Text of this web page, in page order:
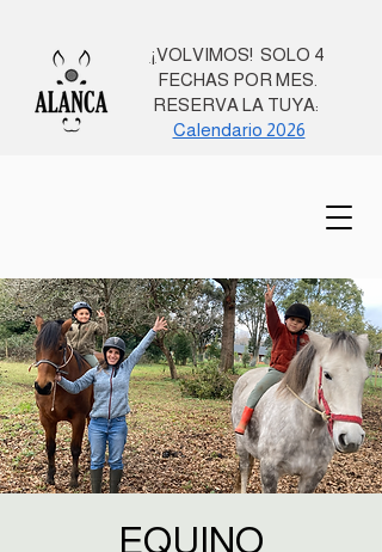
¡VOLVIMOS! SOLO 4
FECHAS POR MES.
RESERVA LA TUYA:
Calendario 2026
EQUINO